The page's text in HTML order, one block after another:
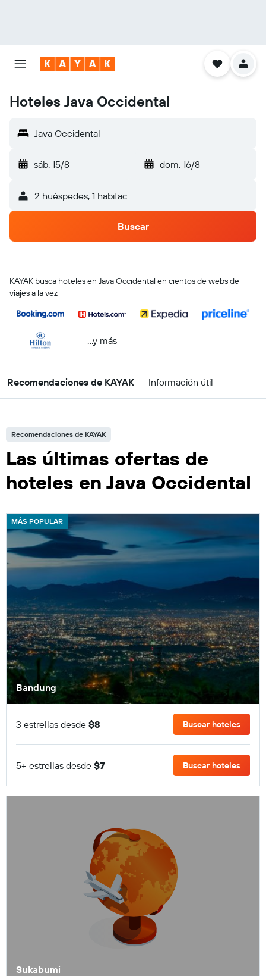
Hoteles Java Occidental
Java Occidental
sáb. 15/8 - dom. 16/8
2 huéspedes, 1 habitación
Buscar
KAYAK busca hoteles en Java Occidental en cientos de webs de
viajes a la vez
...y más
Recomendaciones de KAYAK Información útil
Recomendaciones de KAYAK
Las últimas ofertas de
hoteles en Java Occidental
MÁS POPULAR
Bandung
3 estrellas desde $8 Buscar hoteles
5+ estrellas desde $7 Buscar hoteles
Sukabumi